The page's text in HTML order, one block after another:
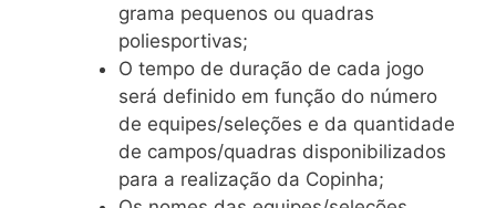
grama pequenos ou quadras
poliesportivas;
O tempo de duração de cada jogo
será definido em função do número
de equipes/seleções e da quantidade
de campos/quadras disponibilizados
para a realização da Copinha;